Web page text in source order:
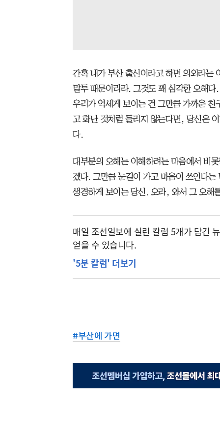
간혹 내가 부산 출신이라고 하면 의외라는
말투 때문이리라. 그것도 꽤 심각한 오해
우리가 억세게 보이는 건 그만큼 가까운
고 화난 것처럼 들리지 않는다면, 당신은
다.
대부분의 오해는 이해하려는 마음에서 비
겠다. 그만큼 눈길이 가고 마음이 쓰인다
생경하게 보이는 당신. 오라, 와서 그 오해
매일 조선일보에 실린 칼럼 5개가 담긴
얻을 수 있습니다.
'5분 칼럼' 더보기
#부산에 가면